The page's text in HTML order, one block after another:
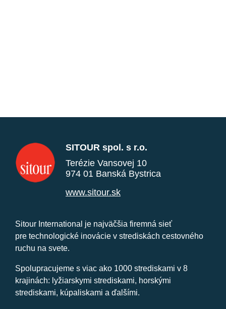
SITOUR spol. s r.o.
Terézie Vansovej 10
974 01 Banská Bystrica
www.sitour.sk
Sitour International je najväčšia firemná sieť
pre technologické inovácie v strediskách cestovného
ruchu na svete.
Spolupracujeme s viac ako 1000 strediskami v 8
krajinách: lyžiarskymi strediskami, horskými
strediskami, kúpaliskami a ďalšími.